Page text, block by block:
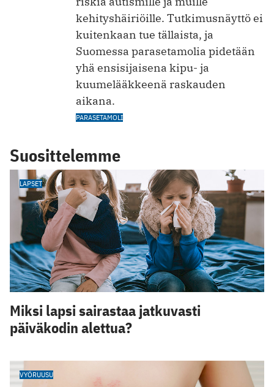
kehityshäiriöille. Tutkimusnäyttö ei
kuitenkaan tue tällaista, ja
Suomessa parasetamolia pidetään
yhä ensisijaisena kipu- ja
kuumelääkkeenä raskauden
aikana.
PARASETAMOLI
Suosittelemme
LAPSET
Miksi lapsi sairastaa jatkuvasti
päiväkodin alettua?
VYÖRUUSU